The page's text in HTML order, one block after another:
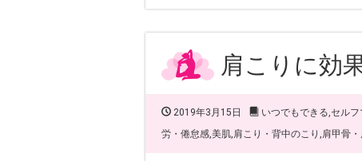
肩こりに効
2019年3月15日 いつでもできる,セルフ
労・倦怠感,美肌,肩こり・背中のこり ,肩甲骨・